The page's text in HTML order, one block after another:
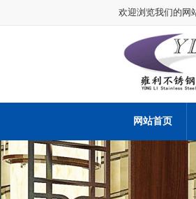
欢迎浏览我们的网
网站首页